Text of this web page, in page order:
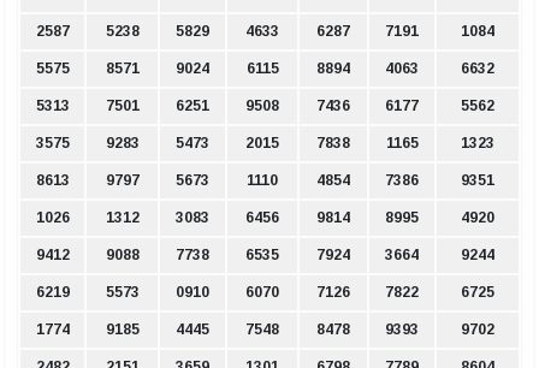
2587 5238 5829 4633 6287 7191 1084
5575 8571 9024 6115 8894 4063 6632
5313 7501 6251 9508 7436 6177 5562
3575 9283 5473 2015 7838 1165 1323
8613 9797 5673 1110 4854 7386 9351
1026 1312 3083 6456 9814 8995 4920
9412 9088 7738 6535 7924 3664 9244
6219 5573 0910 6070 7126 7822 6725
1774 9185 4445 7548 8478 9393 9702